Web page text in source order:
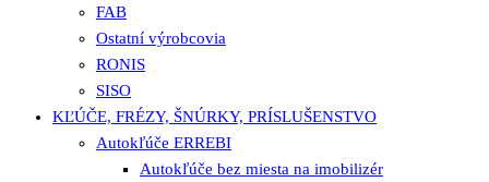
FAB
Ostatní výrobcovia
RONIS
SISO
KĽÚČE, FRÉZY, ŠNÚRKY, PRÍSLUŠENSTVO
Autokľúče ERREBI
Autokľúče bez miesta na imobilizér